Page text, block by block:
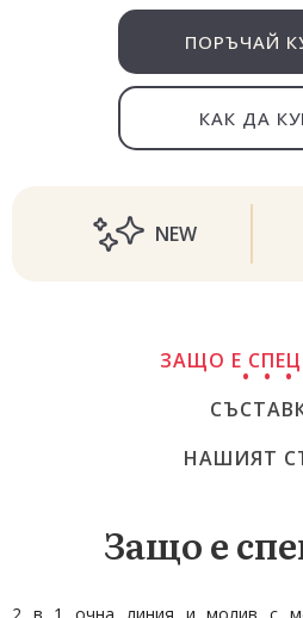
ПОРЪЧАЙ
КАК ДА
NEW
ЗАЩО Е
НАШИЯТ
Защо е